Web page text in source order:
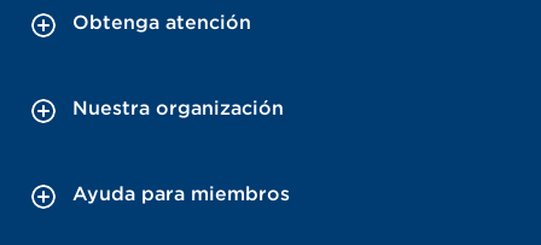
Obtenga atención
Nuestra organización
Ayuda para miembros